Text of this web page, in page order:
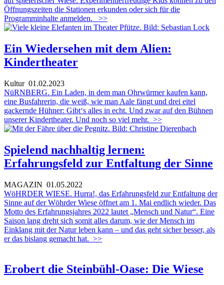
Öffnungszeiten die Stationen erkunden oder sich für die
Programminhalte anmelden.
>>
Ein Wiedersehen mit dem Alien:
Kindertheater
Kultur01.02.2023
NüRNBERG. Ein Laden, in dem man Ohrwürmer kaufen kann,
eine Busfahrerin, die weiß, wie man Aale fängt und drei eitel
gackernde Hühner: Gibt‘s alles in echt. Und zwar auf den Bühnen
unserer Kindertheater. Und noch so viel mehr. >>
Spielend nachhaltig lernen:
Erfahrungsfeld zur Entfaltung der Sinne
MAGAZIN 01.05.2022
WöHRDER WIESE. Hurra!, das Erfahrungsfeld zur Entfaltung der
Sinne auf der Wöhrder Wiese öffnet am 1. Mai endlich wieder. Das
Motto des Erfahrungsjahres 2022 lautet „Mensch und Natur“. Eine
Saison lang dreht sich somit alles darum, wie der Mensch im
Einklang mit der Natur leben kann – und das geht sicher besser, als
er das bislang gemacht hat. >>
Erobert die Steinbühl-Oase: Die Wiese